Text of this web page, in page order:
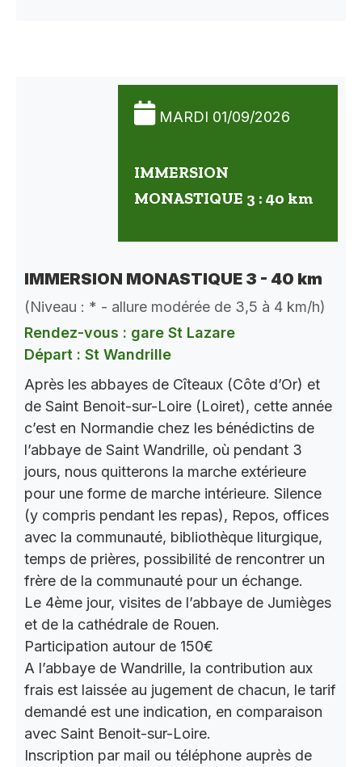
MARDI 01/09/2026
IMMERSION
MONASTIQUE 3 : 40 km
IMMERSION MONASTIQUE 3 - 40 km
(Niveau : * - allure modérée de 3,5 à 4 km/h)
Rendez-vous : gare St Lazare
Départ : St Wandrille
Après les abbayes de Cîteaux (Côte d’Or) et
de Saint Benoit-sur-Loire (Loiret), cette année
c’est en Normandie chez les bénédictins de
l’abbaye de Saint Wandrille, où pendant 3
jours, nous quitterons la marche extérieure
pour une forme de marche intérieure. Silence
(y compris pendant les repas), Repos, offices
avec la communauté, bibliothèque liturgique,
temps de prières, possibilité de rencontrer un
frère de la communauté pour un échange.
Le 4ème jour, visites de l’abbaye de Jumièges
et de la cathédrale de Rouen.
Participation autour de 150€
A l’abbaye de Wandrille, la contribution aux
frais est laissée au jugement de chacun, le tarif
demandé est une indication, en comparaison
avec Saint Benoit-sur-Loire.
Inscription par mail ou téléphone auprès de